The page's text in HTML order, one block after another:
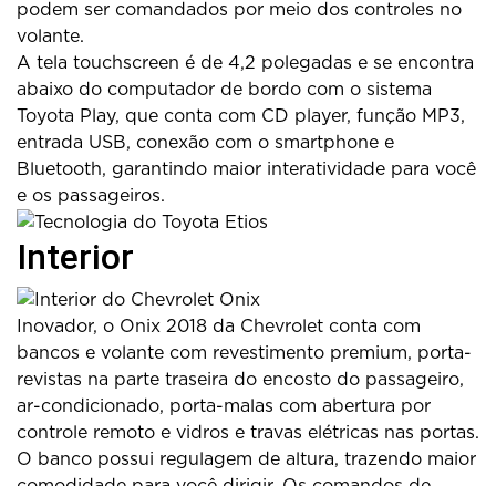
podem ser comandados por meio dos controles no
volante.
A tela touchscreen é de 4,2 polegadas e se encontra
abaixo do computador de bordo com o sistema
Toyota Play, que conta com CD player, função MP3,
entrada USB, conexão com o smartphone e
Bluetooth, garantindo maior interatividade para você
e os passageiros.
Interior
Inovador, o Onix 2018 da Chevrolet conta com
bancos e volante com revestimento premium, porta-
revistas na parte traseira do encosto do passageiro,
ar-condicionado, porta-malas com abertura por
controle remoto e vidros e travas elétricas nas portas.
O banco possui regulagem de altura, trazendo maior